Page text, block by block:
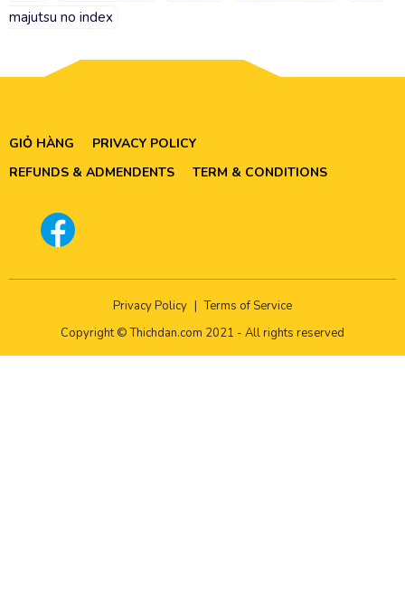
majutsu no index
GIỎ HÀNG
PRIVACY POLICY
REFUNDS & ADMENDENTS
TERM & CONDITIONS
Privacy Policy | Terms of Service
Copyright © Thichdan.com 2021 - All rights reserved